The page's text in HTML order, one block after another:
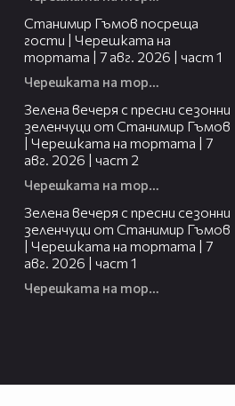
Станимир Гъмов посреща
гости | Черешката на
тортата | 7 авг. 2026 | част 1
Черешката на тортата
Зелена вечеря с пресни сезонни
зеленчуци от Станимир Гъмов
| Черешката на тортата | 7
авг. 2026 | част 2
Черешката на тортата
Зелена вечеря с пресни сезонни
зеленчуци от Станимир Гъмов
| Черешката на тортата | 7
авг. 2026 | част 1
Черешката на тортата